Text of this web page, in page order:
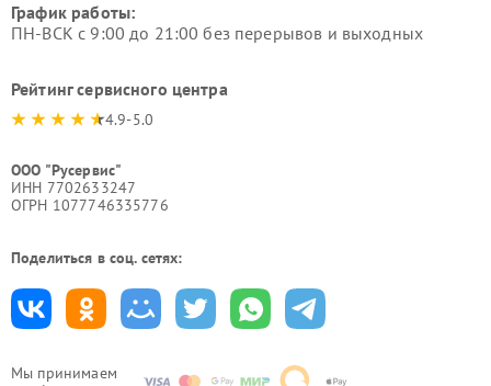
Мы принимаем
График работы:
ПН-ВСК с 9:00 до 21:00 без перерывов и выходных
Рейтинг сервисного центра
4.9-5.0
ООО "Русервис"
ИНН 7702633247
ОГРН 1077746335776
Поделиться в соц. сетях: